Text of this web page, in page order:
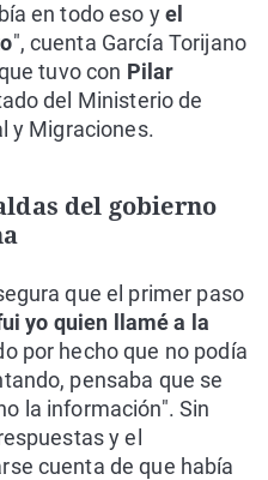
en todo eso yel
", cuenta García Torijano
tuvo con Pilar
del Ministerio de
y Migraciones.
del gobierno
que el primer paso
yo quien llamé a la
por hecho que no podía
pensaba que se
la información". Sin
y el
cuenta de que había